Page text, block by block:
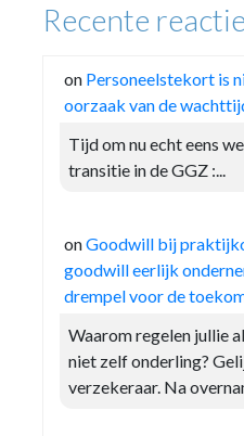
Recente
on Personeelstekort is
oorzaak van de
Tijd om nu echt eens
transitie in de GGZ :...
onGoodwill bij
goodwill eerlijk
drempel voor de
Waarom regelen jullie
niet zelf onderling?
verzekeraar. Na